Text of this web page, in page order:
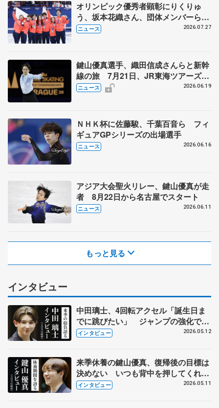
オリンピック優秀者顕彰にりくりゅ
う、坂本花織さん、団体メンバーら
8月7日に文科省が表彰式、ブルーノ・
ニュース 2026.07.27
鍵山優真選手、織田信成さんらと新幹
線の旅 7月21日、JR東海ツアーズが
「THE REVUE ON SHINKANSEN」
ニュース 2026.06.19
ＮＨＫ杯に佐藤駿、千葉百音ら フィ
ギュアGPシリーズの出場選手
ニュース 2026.06.16
アジア大会聖火リレー、鍵山優真が走
者 8月22日から名古屋でスタート
ニュース 2026.06.11
もっと見る
インタビュー
中田璃士、4回転アクセル「誕生日ま
でに跳びたい」 ジャンプの強化でカ
ナダへ
インタビュー 2026.05.12
来季休養の鍵山優真、復帰後の目標は
決めない いつも背中を押してくれる
父の鍵山正和コーチから言われたこと
インタビュー 2026.05.11